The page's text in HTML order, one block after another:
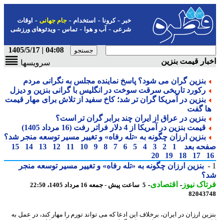
-کرونا-استخدام- جام جهانی-اوقات
شرعی-آب و هوا-تماس-ویدئوهای ورزشی
04:08 | 1405/5/17
قیمت بنزین
سرویسها
بنزین گران می شود؟ پاسخ نماینده مجلس به نگرانی مردم
رکورد تاریخی سرقت سوخت در انگلیس با گرانی بنزین و دیزل
بنزین در آمریکا گران تر شد؛ کاخ سفید از تلاش برای مهار قیمت
گفت
بنزین در عراق از ایران چند برابر گران تر است؟
قیمت بنزین در آمریکا از 4 دلار فراتر رفت (16 مرداد 1405)
بنزین ارزان چگونه به «تله رفاه» و تغییر مسیر توسعه منجر شد؟
بعد
1
2
3
4
5
6
7
8
9
10
11
12
13
14
15
17
18
19
20
بنزین ارزان چگونه به «تله رفاه» و تغییر مسیر توسعه منجر
نیوز-اقتصادی-5 ساعت پیش - جمعه 16 مرداد 1405، 22:50
ارزان در ایران، برخلاف این ادعا که می تواند تورم را مهار کند، در عمل به